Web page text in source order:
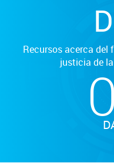
Recursos acerca del
justicia de